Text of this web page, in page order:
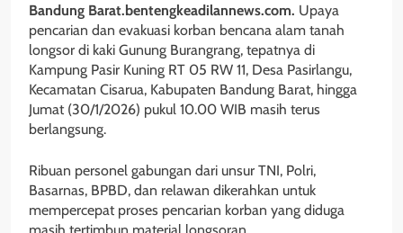
Bandung Barat.bentengkeadilannews.com. Upaya
pencarian dan evakuasi korban bencana alam tanah
longsor di kaki Gunung Burangrang, tepatnya di
Kampung Pasir Kuning RT 05 RW 11, Desa Pasirlangu,
Kecamatan Cisarua, Kabupaten Bandung Barat, hingga
Jumat (30/1/2026) pukul 10.00 WIB masih terus
berlangsung.
Ribuan personel gabungan dari unsur TNI, Polri,
Basarnas, BPBD, dan relawan dikerahkan untuk
mempercepat proses pencarian korban yang diduga